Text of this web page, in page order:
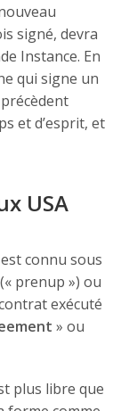
signé, devra
Instance. En
qui signe un
et d’esprit, et
USA
connu sous
(« prenup ») ou
exécuté
» ou
plus libre que